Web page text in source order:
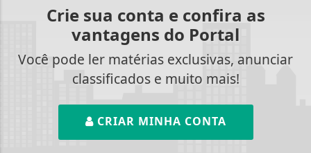
Crie sua conta e confira as
vantagens do Portal
Você pode ler matérias exclusivas, anunciar
classificados e muito mais!
CRIAR MINHA CONTA